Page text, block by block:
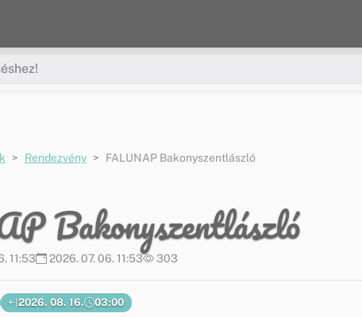
Rendezvény FALUNAP Bakonyszentlászló
Bakonyszentlászló
11:53 2026. 07. 06. 11:53 303
2026. 08. 16. 03:00